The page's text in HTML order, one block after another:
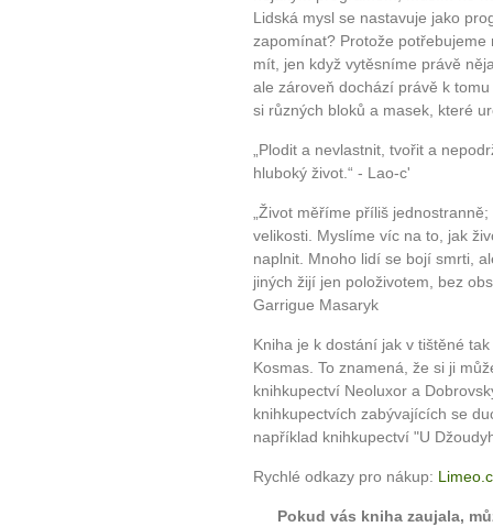
Lidská mysl se nastavuje jako
zapomínat? Protože
mít, jen když vytěsníme právě
ale zároveň dochází právě k
si různých bloků a masek, které
„Plodit a nevlastnit, tvořit a
hluboký život.“ - Lao-c'
„Život měříme příliš
velikosti. Myslíme víc na to, jak
naplnit. Mnoho lidí se bojí smrti,
jiných žijí jen položivotem, bez
Garrigue Masaryk
Kniha je k dostání jak v tištěné
Kosmas. To znamená, že si ji
knihkupectví Neoluxor a
knihkupectvích zabývajících se
například knihkupectví "U
Rychlé odkazy pro nákup:
Pokud vás kniha zaujala,